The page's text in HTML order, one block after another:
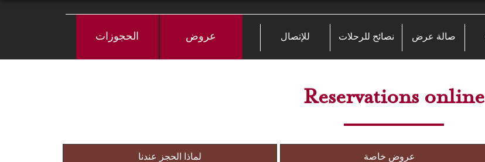
صالة عرض نصائح للرحلات للإتصال عروض الحجوزات
Reservations online
عروض خاصة لماذا الحجز عندنا